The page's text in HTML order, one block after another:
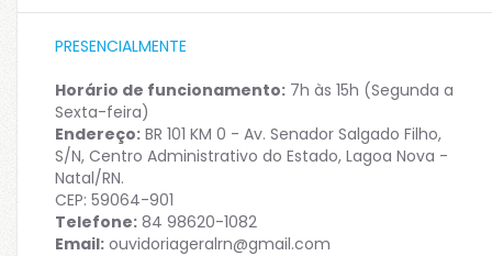
PRESENCIALMENTE
Horário de funcionamento: 7h às 15h (Segunda a
Sexta-feira)
Endereço: BR 101 KM 0 - Av. Senador Salgado Filho,
S/N, Centro Administrativo do Estado, Lagoa Nova -
Natal/RN.
CEP: 59064-901
Telefone: 84 98620-1082
Email: ouvidoriageralrn@gmail.com